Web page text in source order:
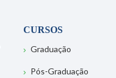
CURSOS
Graduação
Pós-Graduação